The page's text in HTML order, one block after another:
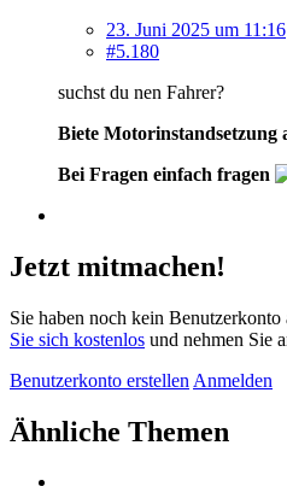
23. Juni 2025 um 11:16
#5.180
suchst du nen Fahrer?
Biete Motorinstandsetzung
Bei Fragen einfach fragen
Jetzt mitmachen!
Sie haben noch kein Benutzerkonto
Sie sich kostenlos und nehmen Sie
Benutzerkonto erstellen Anmelden
Ähnliche Themen